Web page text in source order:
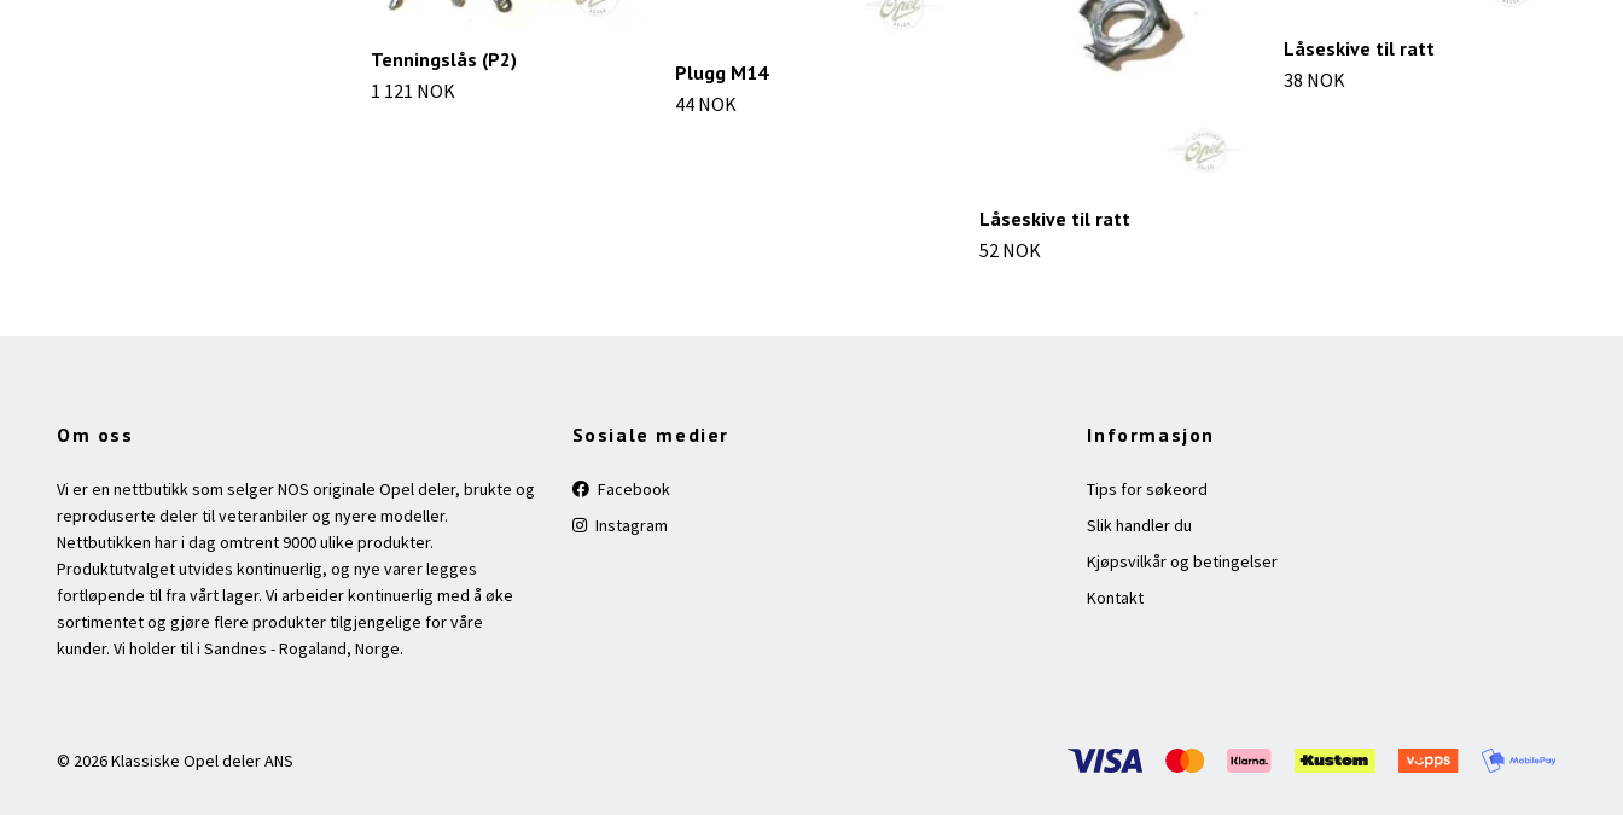
Tenningslås (P2)
1 121 NOK
Plugg M14
44 NOK
Låseskive til ratt
52 NOK
Låseskive til ratt
38 NOK
Om oss
Vi er en nettbutikk som selger NOS originale Opel deler, brukte og
reproduserte deler til veteranbiler og nyere modeller.
Nettbutikken har i dag omtrent 9000 ulike produkter.
Produktutvalget utvides kontinuerlig, og nye varer legges
fortløpende til fra vårt lager. Vi arbeider kontinuerlig med å øke
sortimentet og gjøre flere produkter tilgjengelige for våre
kunder. Vi holder til i Sandnes - Rogaland, Norge.
Sosiale medier
Facebook
Instagram
Informasjon
Tips for søkeord
Slik handler du
Kjøpsvilkår og betingelser
Kontakt
© 2026 Klassiske Opel deler ANS